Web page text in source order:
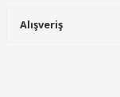
Alışveriş